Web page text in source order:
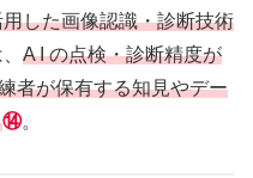
した画像認識・診断技術
A I の点検・診断精度が
者が保有する知見やデー
⑭。